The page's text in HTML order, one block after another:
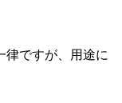
律ですが、用途に